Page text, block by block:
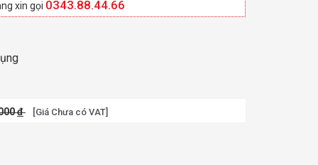
xin gọi 0343.88.44.66
đ [Giá Chưa có VAT]